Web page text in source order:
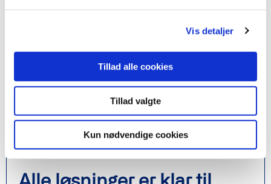
Vis detaljer
Tillad alle cookies
Tillad valgte
Kun nødvendige cookies